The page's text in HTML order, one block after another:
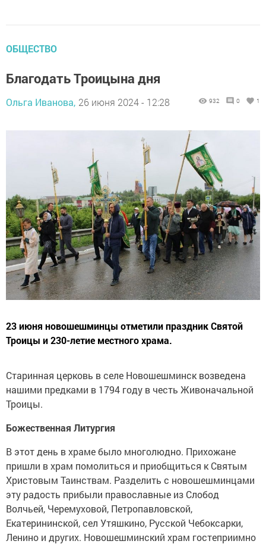
ОБЩЕСТВО
Благодать Троицына дня
Ольга Иванова, 26 июня 2024 - 12:28 932 0 1
23 июня новошешминцы отметили праздник Святой
Троицы и 230-летие местного храма.
Старинная церковь в селе Новошешминск возведена
нашими предками в 1794 году в честь Живоначальной
Троицы.
Божественная Литургия
В этот день в храме было многолюдно. Прихожане
пришли в храм помолиться и приобщиться к Святым
Христовым Таинствам. Разделить с новошешминцами
эту радость прибыли православные из Слобод
Волчьей, Черемуховой, Петропавловской,
Екатерининской, сел Утяшкино, Русской Чебоксарки,
Ленино и других. Новошешминский храм гостеприимно